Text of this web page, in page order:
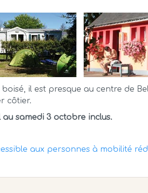
il est presque au centre de
côtier.
samedi 3 octobre inclus.